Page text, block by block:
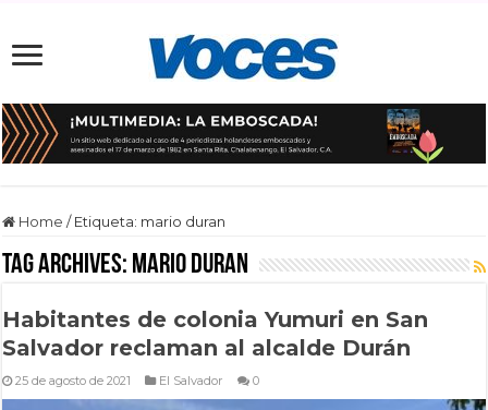
Home / Etiqueta: mario duran
Tag Archives: mario duran
Habitantes de colonia Yumuri en San
Salvador reclaman al alcalde Durán
25 de agosto de 2021 El Salvador 0